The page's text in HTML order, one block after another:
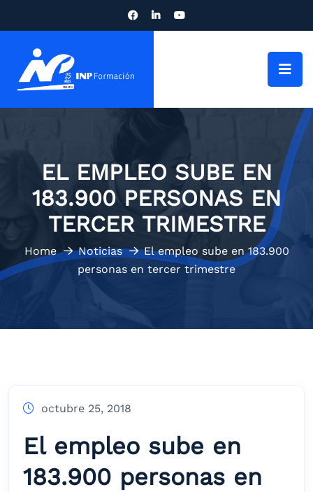
EL EMPLEO SUBE EN
183.900 PERSONAS EN
TERCER TRIMESTRE
Home Noticias
El empleo sube en 183.900
personas en tercer trimestre
octubre 25, 2018
El empleo sube en
183.900 personas en